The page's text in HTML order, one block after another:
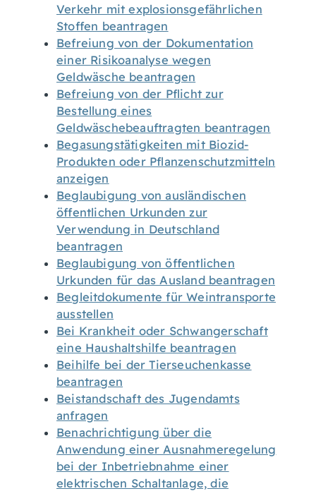
Verkehr mit explosionsgefährlichen
Stoffen beantragen
Befreiung von der Dokumentation
einer Risikoanalyse wegen
Geldwäsche beantragen
Befreiung von der Pflicht zur
Bestellung eines
Geldwäschebeauftragten beantragen
Begasungstätigkeiten mit Biozid-
Produkten oder Pflanzenschutzmitteln
anzeigen
Beglaubigung von ausländischen
öffentlichen Urkunden zur
Verwendung in Deutschland
beantragen
Beglaubigung von öffentlichen
Urkunden für das Ausland beantragen
Begleitdokumente für Weintransporte
ausstellen
Bei Krankheit oder Schwangerschaft
eine Haushaltshilfe beantragen
Beihilfe bei der Tierseuchenkasse
beantragen
Beistandschaft des Jugendamts
anfragen
Benachrichtigung über die
Anwendung einer Ausnahmeregelung
bei der Inbetriebnahme einer
elektrischen Schaltanlage, die